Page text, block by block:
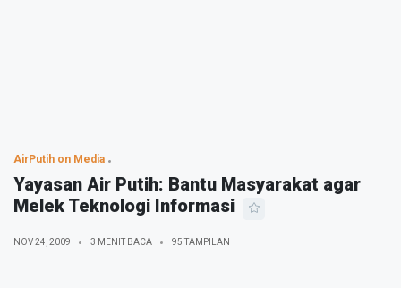
AirPutih on Media
Yayasan Air Putih: Bantu Masyarakat agar
Melek Teknologi Informasi
NOV 24, 2009 3 MENIT BACA 95 TAMPILAN